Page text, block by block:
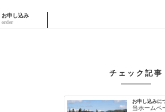
お申し込み
チェック記事
お申し込みに
当ホームペ